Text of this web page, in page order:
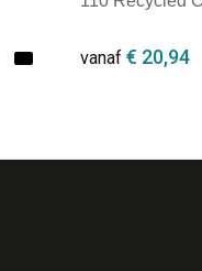
vanaf € 20,94